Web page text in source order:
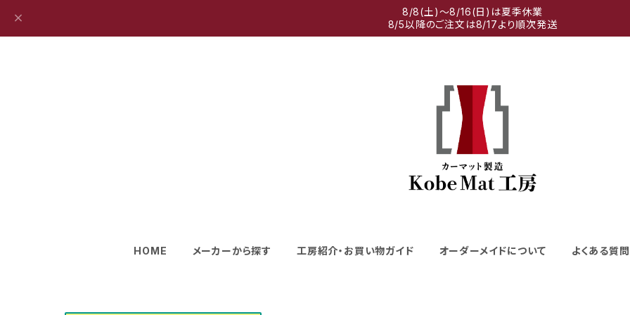
8/8(土)～8/16(日)は夏季休業
8/5以降のご注文は8/17より順次発送
HOME メーカーから探す 工房紹介・お買い物ガイド オーダーメイドについて よくある質問